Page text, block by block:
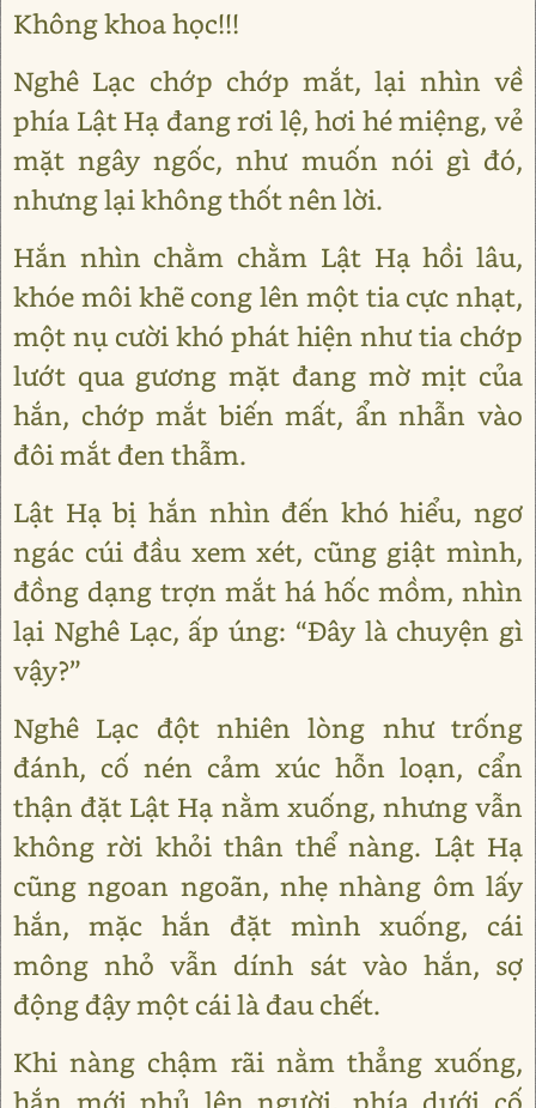
Không khoa học!!!
Nghê Lạc chớp chớp mắt, lại nhìn về
phía Lật Hạ đang rơi lệ, hơi hé miệng, vẻ
mặt ngây ngốc, như muốn nói gì đó,
nhưng lại không thốt nên lời.
Hắn nhìn chằm chằm Lật Hạ hồi lâu,
khóe môi khẽ cong lên một tia cực nhạt,
một nụ cười khó phát hiện như tia chớp
lướt qua gương mặt đang mờ mịt của
hắn, chớp mắt biến mất, ẩn nhẫn vào
đôi mắt đen thẫm.
Lật Hạ bị hắn nhìn đến khó hiểu, ngơ
ngác cúi đầu xem xét, cũng giật mình,
đồng dạng trợn mắt há hốc mồm, nhìn
lại Nghê Lạc, ấp úng: “Đây là chuyện gì
vậy?”
Nghê Lạc đột nhiên lòng như trống
đánh, cố nén cảm xúc hỗn loạn, cẩn
thận đặt Lật Hạ nằm xuống, nhưng vẫn
không rời khỏi thân thể nàng. Lật Hạ
cũng ngoan ngoãn, nhẹ nhàng ôm lấy
hắn, mặc hắn đặt mình xuống, cái
mông nhỏ vẫn dính sát vào hắn, sợ
động đậy một cái là đau chết.
Khi nàng chậm rãi nằm thẳng xuống,